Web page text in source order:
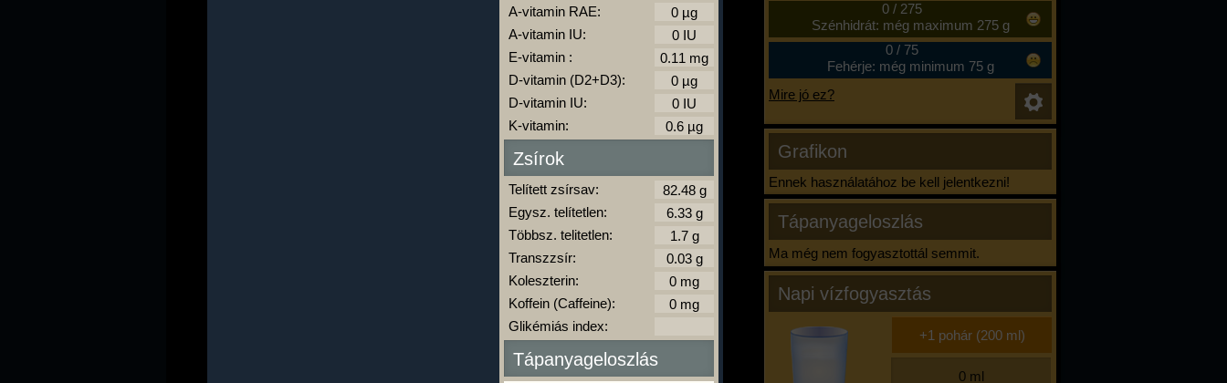
0/ 275
Szénhidrát: még maximum 275 g
0/ 75
Fehérje: még minimum 75 g
Mire jó ez?
Grafikon
Ennek használatához be kell jelentkezni!
Tápanyageloszlás
Ma még nem fogyasztottál semmit.
Napi vízfogyasztás
A-vitamin RAE:
A-vitamin IU:
E-vitamin :
D-vitamin (D2+D3):
D-vitamin IU:
K-vitamin:
Zsírok
Telített zsírsav:
Egysz. telítetlen:
Többsz. telitetlen:
Transzzsír:
Koleszterin:
Koffein (Caffeine):
Glikémiás index:
Tápanyageloszlás